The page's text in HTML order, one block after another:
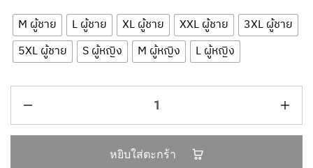
M ผู้ชาย L ผู้ชาย XL ผู้ชาย XXL ผู้ชาย
3XL ผู้ชาย
5XL ผู้ชาย
S ผู้หญิง M ผู้หญิง L ผู้หญิง
หยิบใส่ตะกร้า